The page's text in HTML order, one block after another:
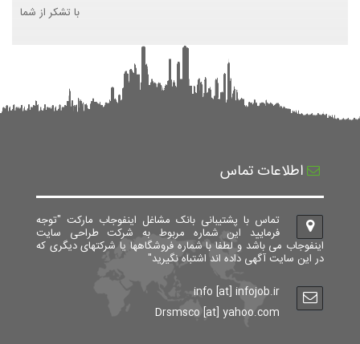
با تشکر از شما
اطلاعات تماس
تماس با پشتیبانی بانک مشاغل اینفوجاب مارکت "توجه
فرمایید این شماره مربوط به شرکت طراحی سایت
اینفوجاب می باشد و لطفا با شماره فروشگاهها یا شرکتهای دیگری که
در این سایت آگهی داده اند اشتباه نگیرید"
info [at] infojob.ir
Drsmsco [at] yahoo.com